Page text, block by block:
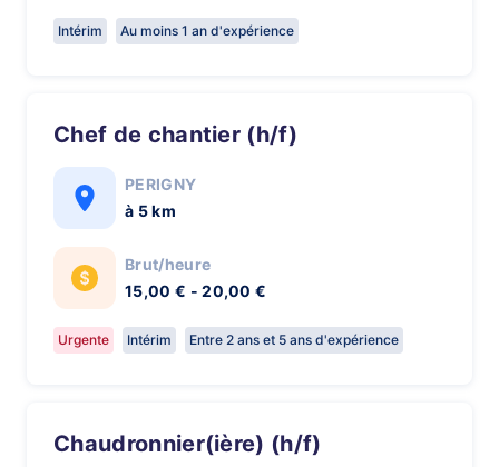
Intérim Au moins 1 an d'expérience
Chef de chantier (h/f)
PERIGNY
à 5 km
Brut/heure
15,00 € - 20,00 €
Urgente Intérim Entre 2 ans et 5 ans d'expérience
Chaudronnier(ière) (h/f)